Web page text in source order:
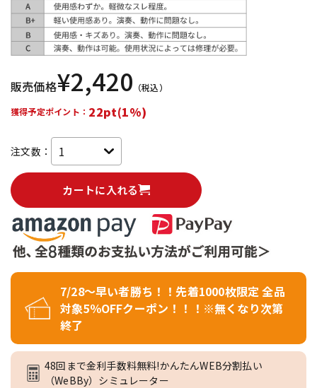
販売価格¥2,420 （税込）
獲得予定ポイント： 22pt(1%)
注文数：
カートに入れる
7/28～早い者勝ち！！先着1000枚限定 全品
対象5％OFFクーポン！！！※無くなり次第
終了
48回まで金利手数料無料!かんたんWEB分割払い
（WeBBy）シミュレーター